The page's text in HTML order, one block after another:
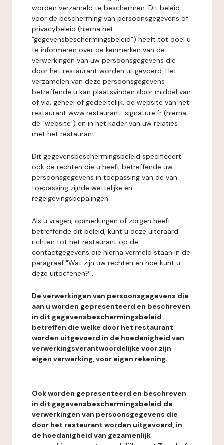
worden verzameld te beschermen. Dit beleid
voor de bescherming van persoonsgegevens of
privacybeleid (hierna het
"gegevensbeschermingsbeleid") heeft tot doel u
te informeren over de kenmerken van de
verwerkingen van uw persoonsgegevens die
door het restaurant worden uitgevoerd. Het
verzamelen van deze persoonsgegevens
betreffende u kan plaatsvinden door middel van
of via, geheel of gedeeltelijk, de website van het
restaurant www.restaurant-signature.fr (hierna
de "website") en in het kader van uw relaties
met het restaurant.
Dit gegevensbeschermingsbeleid specificeert
ook de rechten die u heeft betreffende uw
persoonsgegevens in toepassing van de van
toepassing zijnde wettelijke en
regelgevingsbepalingen.
Als u vragen, opmerkingen of zorgen heeft
betreffende dit beleid, kunt u deze uiteraard
richten tot het restaurant op de
contactgegevens die hierna vermeld staan in de
paragraaf "Wat zijn uw rechten en hoe kunt u
deze uitoefenen?".
De verwerkingen van persoonsgegevens die
aan u worden gepresenteerd en beschreven
in dit gegevensbeschermingsbeleid
betreffen die welke door het restaurant
worden uitgevoerd in de hoedanigheid van
verwerkingsverantwoordelijke voor zijn
eigen verwerking, voor eigen rekening.
Ook worden gepresenteerd en beschreven
in dit gegevensbeschermingsbeleid de
verwerkingen van persoonsgegevens die
door het restaurant worden uitgevoerd, in
de hoedanigheid van gezamenlijk